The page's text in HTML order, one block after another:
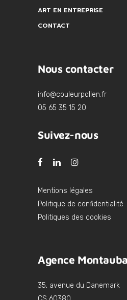
ART EN ENTREPRISE
CONTACT
Nous contacter
info@couleurpollen.fr
05 65 35 15 20
Suivez-nous
Mentions légales
Politique de confidentialité
Politiques des cookies
Agence
35, avenue du Danemark